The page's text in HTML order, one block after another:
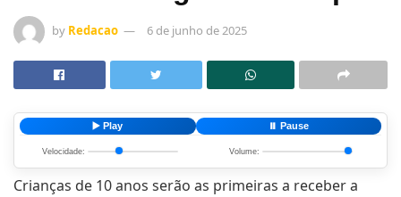
by Redacao 6 de junho de 2025
▶️ Play ⏸️ Pause
Velocidade: Volume:
Crianças de 10 anos serão as primeiras a receber a